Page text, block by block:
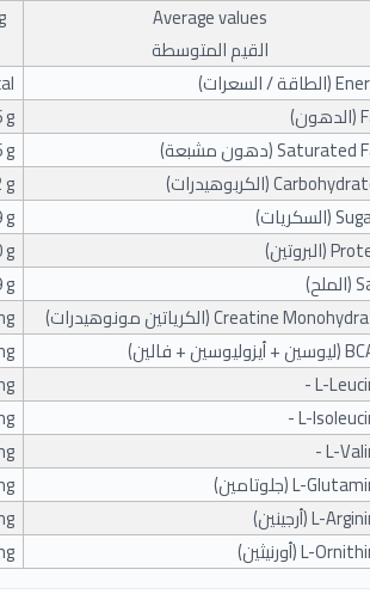
Average values
القيم المتوسطة
الطاقة / السعرات)
الدهون)
g
Saturated دهون مشبعة)
g
الكربوهيدرات)
g
السكريات)
g
البروتين)
g
الملح)
Creatine الكرياتين مونوهيدرات)
ليوسين + أيزوليوسين + فالين)
- L-
- L-
- L-
L- جلوتامين)
L- أرجينين)
L- أورنيثين)